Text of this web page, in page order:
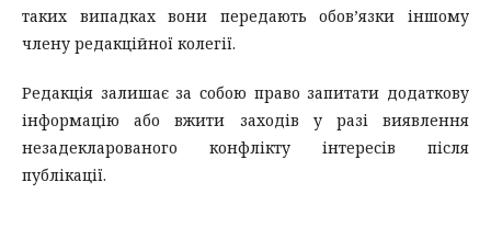
таких випадках вони передають обов’язки іншому
члену редакційної колегії.
Редакція залишає за собою право запитати додаткову
інформацію або вжити заходів у разі виявлення
незадекларованого конфлікту інтересів після
публікації.